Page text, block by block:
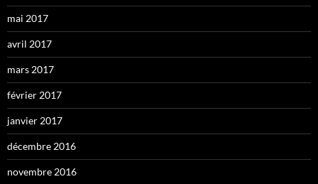
mai 2017
avril 2017
mars 2017
février 2017
janvier 2017
décembre 2016
novembre 2016